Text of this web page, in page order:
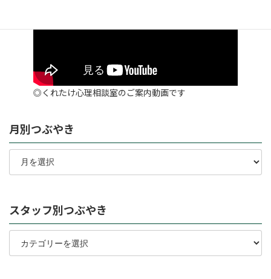
◎くれたけ心理相談室のご案内動画です
月別つぶやき
月
つ
き
スタッフ別つぶやき
ス
ッ